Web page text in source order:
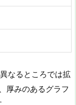
なるところでは拡
厚みのあるグラフ